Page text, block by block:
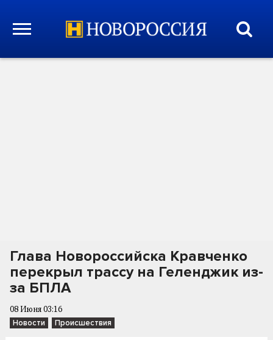
Глава Новороссийска Кравченко
перекрыл трассу на Геленджик из-
за БПЛА
08 Июня 03:16
Новости Происшествия